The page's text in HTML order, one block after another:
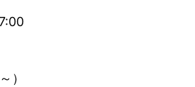
）